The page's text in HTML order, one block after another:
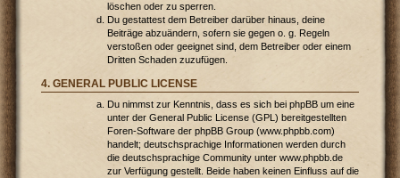
löschen oder zu sperren.
Du gestattest dem Betreiber darüber hinaus, deine
Beiträge abzuändern, sofern sie gegen o. g. Regeln
verstoßen oder geeignet sind, dem Betreiber oder einem
Dritten Schaden zuzufügen.
4. GENERAL PUBLIC LICENSE
Du nimmst zur Kenntnis, dass es sich bei phpBB um eine
unter der General Public License (GPL) bereitgestellten
Foren-Software der phpBB Group (www.phpbb.com)
handelt; deutschsprachige Informationen werden durch
die deutschsprachige Community unter www.phpbb.de
zur Verfügung gestellt. Beide haben keinen Einfluss auf die